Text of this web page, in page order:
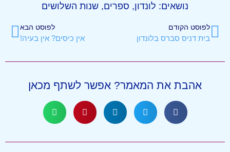
נושאים: לונדון, ספרים, שנות השלושים
לפוסט הקודם
בית דניס סברס בלונדון
לפוסט הבא
אין כיסים? אין בעיה!
אהבת את המאמר? אפשר לשתף מכאן